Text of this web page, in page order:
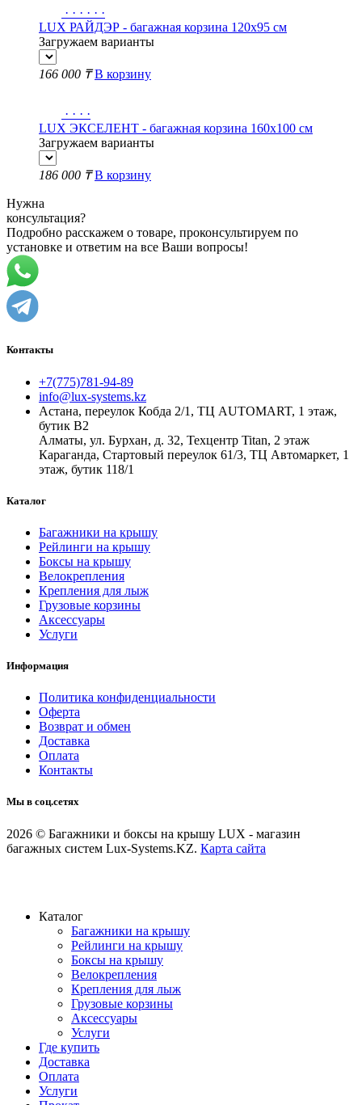
· · · · · ·
LUX РАЙДЭР - багажная корзина 120х95 см
Загружаем варианты
166 000 ₸ В корзину
· · · ·
LUX ЭКСЕЛЕНТ - багажная корзина 160х100 см
Загружаем варианты
186 000 ₸ В корзину
Нужна
консультация?
Подробно расскажем о товаре, проконсультируем по
установке и ответим на все Ваши вопросы!
Контакты
+7(775)781-94-89
info@lux-systems.kz
Астана, переулок Кобда 2/1, ТЦ AUTOMART, 1 этаж,
бутик B2
Алматы, ул. Бурхан, д. 32, Техцентр Titan, 2 этаж
Караганда, Стартовый переулок 61/3, ТЦ Автомаркет, 1
этаж, бутик 118/1
Каталог
Багажники на крышу
Рейлинги на крышу
Боксы на крышу
Велокрепления
Крепления для лыж
Грузовые корзины
Аксессуары
Услуги
Информация
Политика конфиденциальности
Оферта
Возврат и обмен
Доставка
Оплата
Контакты
Мы в соц.сетях
2026 © Багажники и боксы на крышу LUX - магазин
багажных систем Lux-Systems.KZ. Карта сайта
Каталог
Багажники на крышу
Рейлинги на крышу
Боксы на крышу
Велокрепления
Крепления для лыж
Грузовые корзины
Аксессуары
Услуги
Где купить
Доставка
Оплата
Услуги